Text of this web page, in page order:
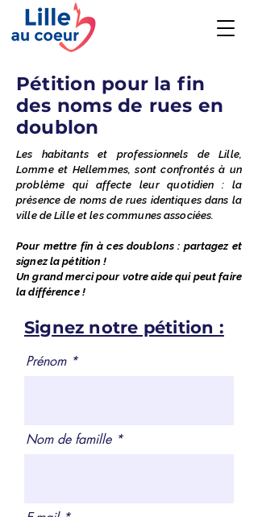
Pétition pour la fin
des noms de rues en
doublon
Les habitants et professionnels de Lille,
Lomme et Hellemmes, sont confrontés à un
problème qui affecte leur quotidien : la
présence de noms de rues identiques dans la
ville de Lille et les communes associées.
Pour mettre fin à ces doublons : partagez et
signez la pétition !
Un grand merci pour votre aide qui peut faire
la différence !
Signez notre pétition :
Prénom
Nom de famille